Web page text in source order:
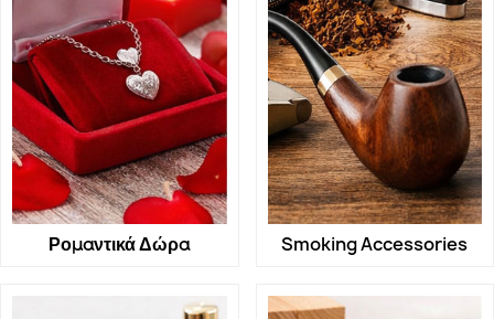
Ρομαντικά Δώρα Smoking Accessories